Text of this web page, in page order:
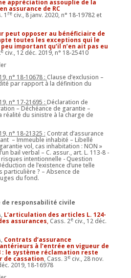
appréciation assouplie de la
assurance de RC
1 reciv., 8 janv. 2020, n° 18-19782 et
peut opposer au bénéficiaire de
toutes les exceptions qui le
important qu’il n’en ait pas eu
eciv., 12 déc. 2019, n° 18-25410
n° 18-10678 : Clause d’exclusion –
par rapport à la définition du
n° 17-21695 : Déclaration de
– Déchéance de garantie –
réalité du sinistre à la charge de
n° 18-21325 : Contrat d’assurance
– Immeuble inhabité – Libellé
vol, cas inhabitation : NON »
bail verbal – C. assur., art. L. 113-8 -
intentionnelle - Question
de l’existence d’une telle
? – Absence de
du fond.
de responsabilité civile
L’articulation des articles L. 124-
assurances,Cass. 2eciv., 12 déc.
Contrats d’assurance
à l’entrée en vigueur de
: le système réclamation reste
de cassation, Cass. 3eciv., 28 nov.
2019, 18-16978